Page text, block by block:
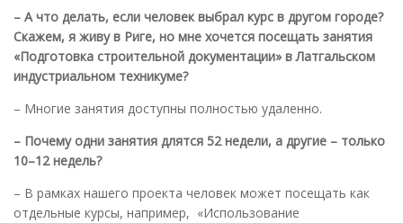
– А что делать, если человек выбрал курс в другом городе?
Скажем, я живу в Риге, но мне хочется посещать занятия
«Подготовка строительной документации» в Латгальском
индустриальном техникуме?
– Многие занятия доступны полностью удаленно.
– Почему одни занятия длятся 52 недели, а другие – только
10–12 недель?
– В рамках нашего проекта человек может посещать как
отдельные курсы, например, «Использование